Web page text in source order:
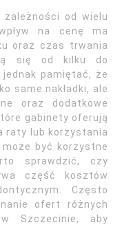
od wielu
na cenę ma
oraz czas trwania
się od kilku do
pamiętać, że
same nakładki, ale
oraz dodatkowe
gabinety oferują
raty lub korzystania
być korzystne
sprawdzić, czy
część kosztów
Często
ofert różnych
Szczecinie, aby